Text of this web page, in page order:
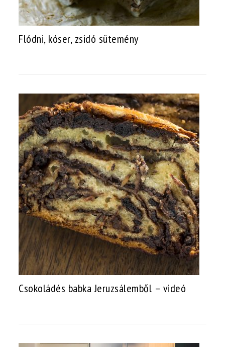
Flódni, kóser, zsidó sütemény
Csokoládés babka Jeruzsálemből – videó